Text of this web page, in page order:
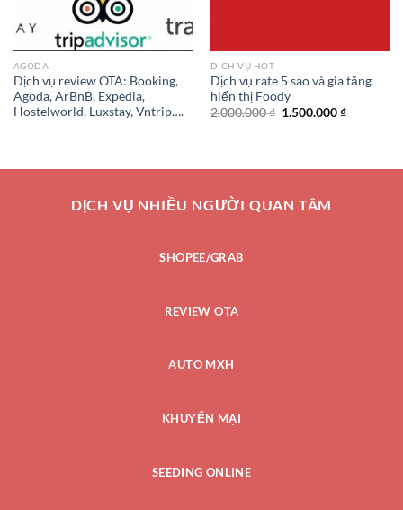
AGODA
Dịch vụ review OTA: Booking,
Agoda, ArBnB, Expedia,
Hostelworld, Luxstay, Vntrip….
DỊCH VỤ HOT
Dịch vụ rate 5 sao và gia tăng
hiển thị Foody
2.000.000₫ Giá
1.500.000₫Giá
DỊCH VỤ NHIỀU NGƯỜI QUAN TÂM
SHOPEE/GRAB
REVIEW OTA
AUTO MXH
KHUYẾN MẠI
SEEDING ONLINE